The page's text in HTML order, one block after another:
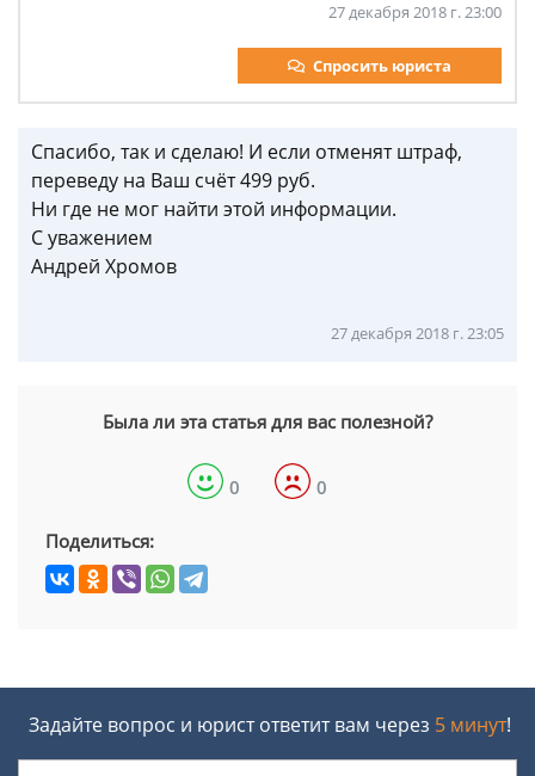
27 декабря 2018 г. 23:00
Спросить юриста
Спасибо, так и сделаю! И если отменят штраф,
переведу на Ваш счёт 499 руб.
Ни где не мог найти этой информации.
С уважением
Андрей Хромов
27 декабря 2018 г. 23:05
Была ли эта статья для вас полезной?
0 0
Поделиться:
Задайте вопрос и юрист ответит вам через 5 минут!